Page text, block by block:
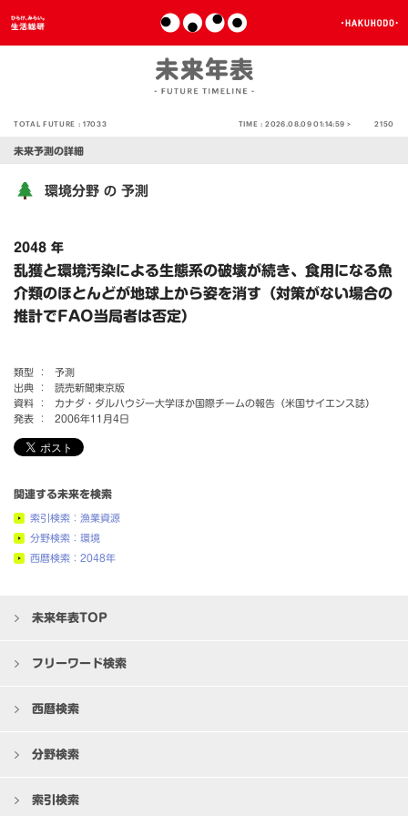
TOTAL FUTURE :17033 TIME :2026.08.09 01:14:59 > 2150
未来予測の詳細
環境分野 の 予測
2048 年
乱獲と環境汚染による生態系の破壊が続き、食用になる魚
介類のほとんどが地球上から姿を消す（対策がない場合の
推計でFAO当局者は否定）
類型 ：
予測
出典 ：
読売新聞東京版
資料 ：
カナダ・ダルハウジー大学ほか国際チームの報告（米国サイエンス誌）
発表 ：
2006年11月4日
関連する未来を検索
索引検索：漁業資源
分野検索：環境
西暦検索：2048年
未来年表TOP
フリーワード検索
西暦検索
分野検索
索引検索